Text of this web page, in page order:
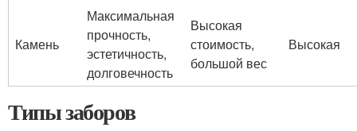
Камень
Максимальная
прочность,
эстетичность,
долговечность
Высокая
стоимость,
большой вес
Высокая
Типы заборов